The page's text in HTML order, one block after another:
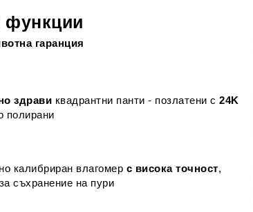
функции
гаранция
здрави квадрантни панти - позлатени с24K
полирани
калибриран влагомер с висока точност,
съхранение на пури